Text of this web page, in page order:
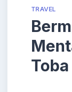
TRAVEL
Toba